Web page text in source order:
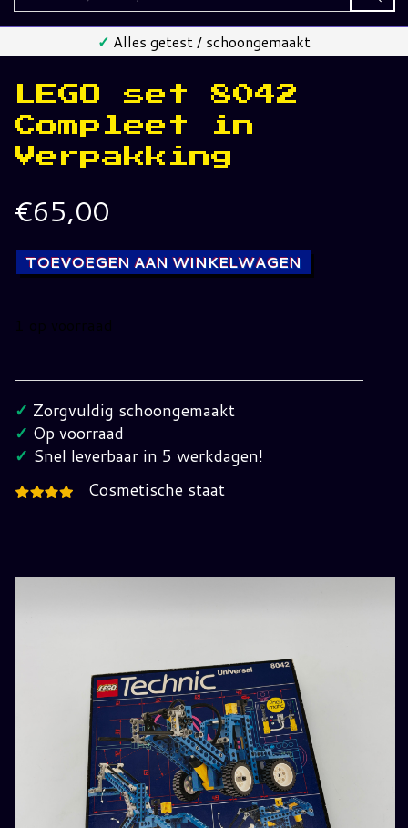
✓ Alles getest / schoongemaakt
LEGO set 8042
Compleet in
Verpakking
€65,00
TOEVOEGEN AAN WINKELWAGEN
1 op voorraad
set
8042
Compleet
in
hoeveelheid
✓ Zorgvuldig schoongemaakt
✓ Op voorraad
✓ Snel leverbaar in 5 werkdagen!
Cosmetische staat